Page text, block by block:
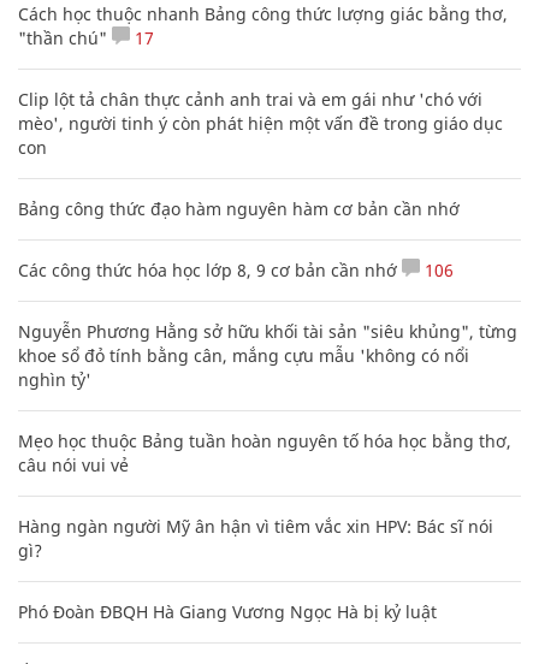
Cách học thuộc nhanh Bảng công thức lượng giác bằng thơ,
"thần chú"
17
Clip lột tả chân thực cảnh anh trai và em gái như 'chó với
mèo', người tinh ý còn phát hiện một vấn đề trong giáo dục
con
Bảng công thức đạo hàm nguyên hàm cơ bản cần nhớ
Các công thức hóa học lớp 8, 9 cơ bản cần nhớ 106
Nguyễn Phương Hằng sở hữu khối tài sản "siêu khủng", từng
khoe sổ đỏ tính bằng cân, mắng cựu mẫu 'không có nổi
nghìn tỷ'
Mẹo học thuộc Bảng tuần hoàn nguyên tố hóa học bằng thơ,
câu nói vui vẻ
Hàng ngàn người Mỹ ân hận vì tiêm vắc xin HPV: Bác sĩ nói
gì?
Phó Đoàn ĐBQH Hà Giang Vương Ngọc Hà bị kỷ luật